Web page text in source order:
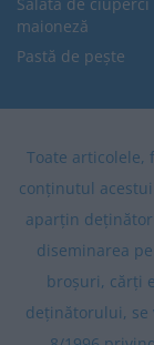
maioneză
Pastă de pește
Toate articolele,
conținutul
aparțin
diseminarea
broșuri, cărți
deținătorului, se